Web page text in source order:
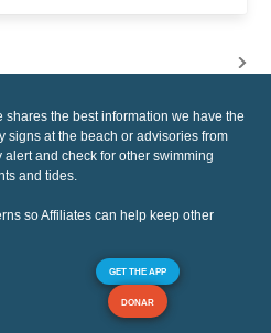
shares the best information we have the
signs at the beach or advisories from
and check for other swimming
and tides.
so Affiliates can help keep other
GET THE APP
DONAR